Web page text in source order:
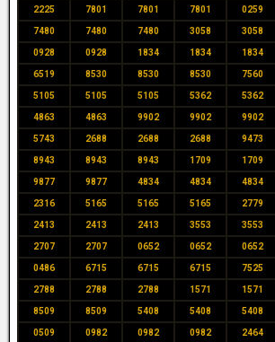
2225 7801 7801 7801 0259
7480 7480 7480 3058 3058
0928 0928 1834 1834 1834
6519 8530 8530 8530 7560
5105 5105 5105 5362 5362
4863 4863 9902 9902 9902
5743 2688 2688 2688 9473
8943 8943 8943 1709 1709
9877 9877 4834 4834 4834
2316 5165 5165 5165 2779
2413 2413 2413 3553 3553
2707 2707 0652 0652 0652
0486 6715 6715 6715 7525
2788 2788 2788 1571 1571
8509 8509 5408 5408 5408
0509 0982 0982 0982 2464